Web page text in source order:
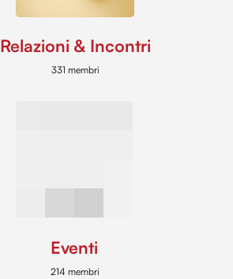
Relazioni & Incontri
331 membri
Eventi
214 membri